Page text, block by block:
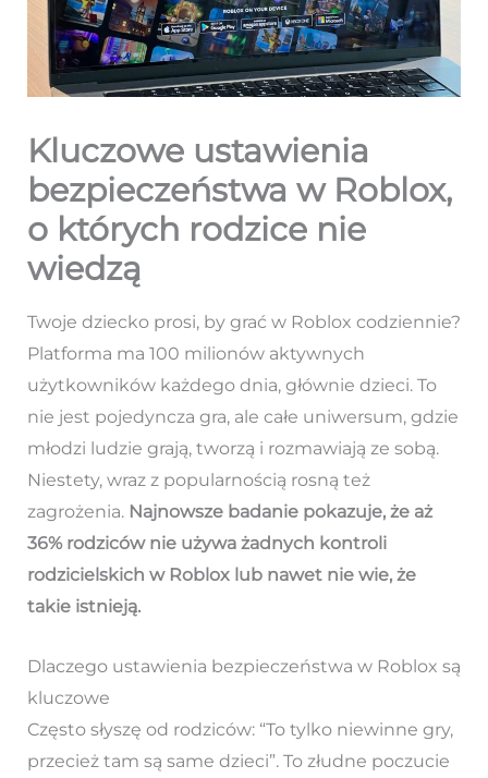
Kluczowe ustawienia
bezpieczeństwa w Roblox,
o których rodzice nie
wiedzą
Twoje dziecko prosi, by grać w Roblox codziennie?
Platforma ma 100 milionów aktywnych
użytkowników każdego dnia, głównie dzieci. To
nie jest pojedyncza gra, ale całe uniwersum, gdzie
młodzi ludzie grają, tworzą i rozmawiają ze sobą.
Niestety, wraz z popularnością rosną też
zagrożenia. Najnowsze badanie pokazuje, że aż
36% rodziców nie używa żadnych kontroli
rodzicielskich w Roblox lub nawet nie wie, że
takie istnieją.
Dlaczego ustawienia bezpieczeństwa w Roblox są
kluczowe
Często słyszę od rodziców: “To tylko niewinne gry,
przecież tam są same dzieci”. To złudne poczucie